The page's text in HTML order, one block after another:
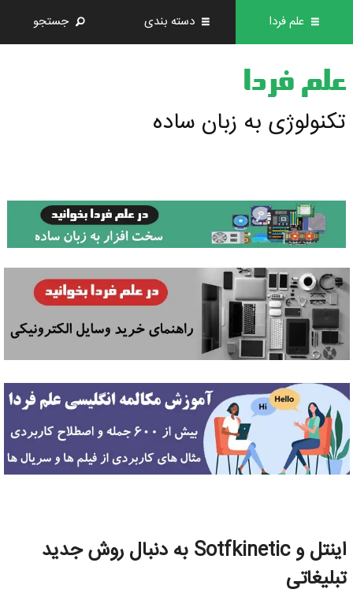
علم فردا دسته بندی جستجو
علم فردا
تکنولوژی به زبان ساده
اینتل و Sotfkinetic به دنبال روش جدید
تبلیغاتی